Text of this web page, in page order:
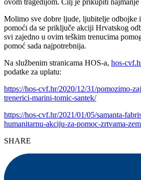
Molimo sve dobre ljude, ljubitelje odbojke
pomoći da se priključe akciji Hrvatskog
svi zajedno u ovim teškim trenucima
pomoć sada najpotrebnija.
Na službenim stranicama HOS-a, hos-
podatke za uplatu:
https://hos-cvf.hr/2020/12/31/pomozimo-
trenerici-marini-tomic-santek/
https://hos-cvf.hr/2021/01/05/samanta-
humanitarnu-akciju-za-pomoc-zrtvama-
SHARE